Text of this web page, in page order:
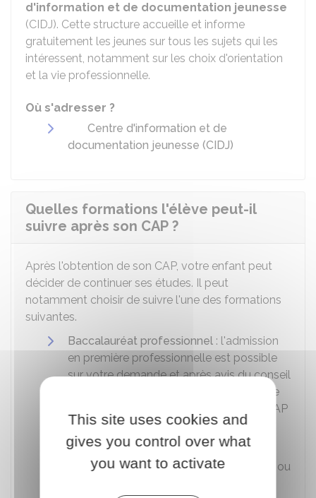
d'information et de documentation jeunesse
(CIDJ). Cette structure accueille et informe
gratuitement les jeunes sur tous les sujets qui les
intéressent, notamment sur les choix d'orientation
et la vie professionnelle.
Où s'adresser ?
Centre d'information et de
documentation jeunesse (CIDJ)
Quelles formations l'élève peut-il
suivre après son CAP ?
Après l'obtention de son CAP, votre enfant peut
décider de continuer ses études. Il peut
notamment choisir de suivre l'une des formations
suivantes.
Baccalauréat professionnel : l'admission
en première professionnelle est possible
sur votre demande et après avis du conseil
de classe. Votre enfant prépare alors une
spécialité en cohérence avec celle du CAP
qu'il a obtenu.
Formation complémentaire d'une
année:mention complémentaire (MC)
ou
This site uses cookies and
gives you control over what
you want to activate